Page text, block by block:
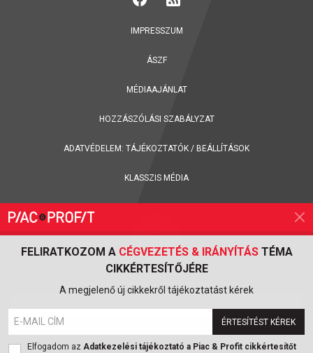
FELIRATKOZOM A CÉGVEZETÉS & IRÁNYÍTÁSTÉMA
CIKKÉRTESÍTŐJÉRE
A megjelenő új cikkekről tájékoztatást kérek
ÉRTESÍTÉST KÉREK
Elfogadom az Adatkezelési tájékoztató a Piac & Profit cikkértesítőt
IMPRESSZUM
ÁSZF
MÉDIAAJÁNLAT
HOZZÁSZÓLÁSI SZABÁLYZAT
ADATVÉDELEM: TÁJÉKOZTATÓK / BEÁLLÍTÁSOK
KLASSZIS MÉDIA
FELIRATKOZÁS A PIAC & PROFIT ONLINE MAGAZIN HÍRLEVELÉRE
FELIRATKOZOM